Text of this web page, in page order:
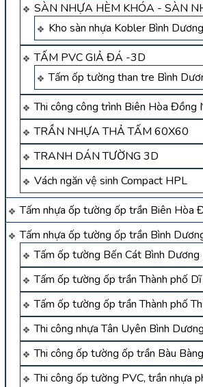
SÀN NHỰA HÈM KHÓA - SÀN
Kho sàn nhựa Kobler Bình Dương
TẤM PVC GIẢ ĐÁ -3D
Tấm ốp tường than tre Bình
Thi công công trình Biên Hòa Đồng
TRẦN NHỰA THẢ TẤM 60X60
TRANH DÁN TƯỜNG 3D
Vách ngăn vệ sinh Compact HPL
Tấm nhựa ốp tường ốp trần Biên Hòa
Tấm nhựa ốp tường ốp trần Bình
Tấm ốp tường Bến Cát Bình Dương
Tấm ốp tường ốp trần Thành phố
Tấm ốp tường ốp trần Thành phố
Thi công nhựa Tân Uyên Bình Dương
Thi công ốp tường ốp trần Bàu Bàng
Thi công ốp tường PVC, trần nhựa